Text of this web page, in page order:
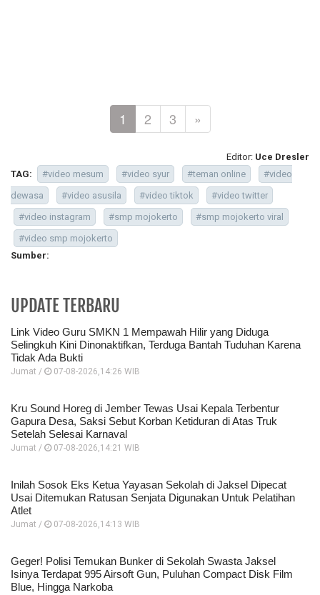
1 2 3 »
Editor: Uce Dresler
TAG:
#video mesum #video syur #teman online
#video
dewasa
#video asusila #video tiktok
#video twitter
#video instagram
#smp mojokerto
#smp mojokerto viral
#video smp mojokerto
Sumber:
UPDATE TERBARU
Link Video Guru SMKN 1 Mempawah Hilir yang Diduga
Selingkuh Kini Dinonaktifkan, Terduga Bantah Tuduhan Karena
Tidak Ada Bukti
Jumat / 07-08-2026,14:26 WIB
Kru Sound Horeg di Jember Tewas Usai Kepala Terbentur
Gapura Desa, Saksi Sebut Korban Ketiduran di Atas Truk
Setelah Selesai Karnaval
Jumat / 07-08-2026,14:21 WIB
Inilah Sosok Eks Ketua Yayasan Sekolah di Jaksel Dipecat
Usai Ditemukan Ratusan Senjata Digunakan Untuk Pelatihan
Atlet
Jumat / 07-08-2026,14:13 WIB
Geger! Polisi Temukan Bunker di Sekolah Swasta Jaksel
Isinya Terdapat 995 Airsoft Gun, Puluhan Compact Disk Film
Blue, Hingga Narkoba